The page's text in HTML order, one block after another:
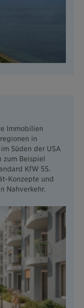
Immobilien
in
Süden der USA
zum Beispiel
KfW 55.
Konzepte und
Nahverkehr.